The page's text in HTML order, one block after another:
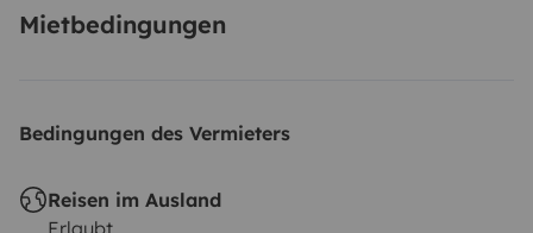
Mietbedingungen
Bedingungen des Vermieters
Reisen im Ausland